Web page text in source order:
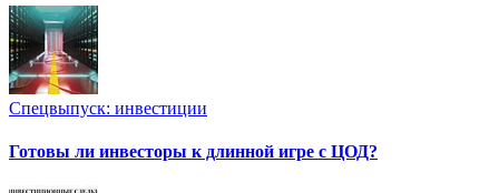
Спецвыпуск: инвестиции
Готовы ли инвесторы к длинной игре с ЦОД?